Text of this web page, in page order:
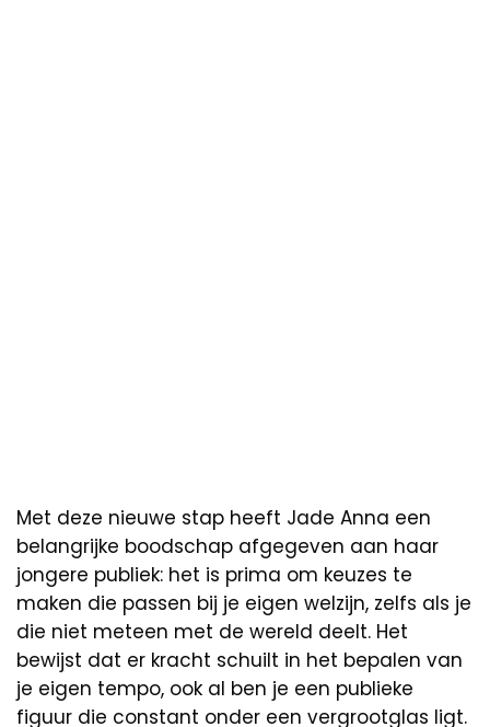
Met deze nieuwe stap heeft Jade Anna een
belangrijke boodschap afgegeven aan haar
jongere publiek: het is prima om keuzes te
maken die passen bij je eigen welzijn, zelfs als je
die niet meteen met de wereld deelt. Het
bewijst dat er kracht schuilt in het bepalen van
je eigen tempo, ook al ben je een publieke
figuur die constant onder een vergrootglas ligt.